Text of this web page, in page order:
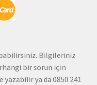
Bilgileriniz
bir sorun için
ya da 0850 241